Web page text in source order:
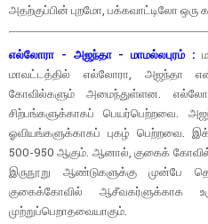
அதற்குப்பின் புறமோ, பக்கவாட்டிலோ
எல்லோரா - அஜந்தா - மாமல்லபுரம் :
மாவட்டத்தில் எல்லோரா, அஜந்தா
கோவில்களும் அமைந்துள்ளன.
சிற்பங்களுக்காகப் பெயர்பெற்றவை.
ஓவியங்களுக்காகப் புகழ் பெற்றவை.
500-950 ஆகும். ஆனால், குகைக்
இருநூறு ஆண்டுகளுக்கு முன்பே
குகைக்கோவில் ஆசீவகர்ளுக்காக
முற்றுப்பெறாதவையாகும்.